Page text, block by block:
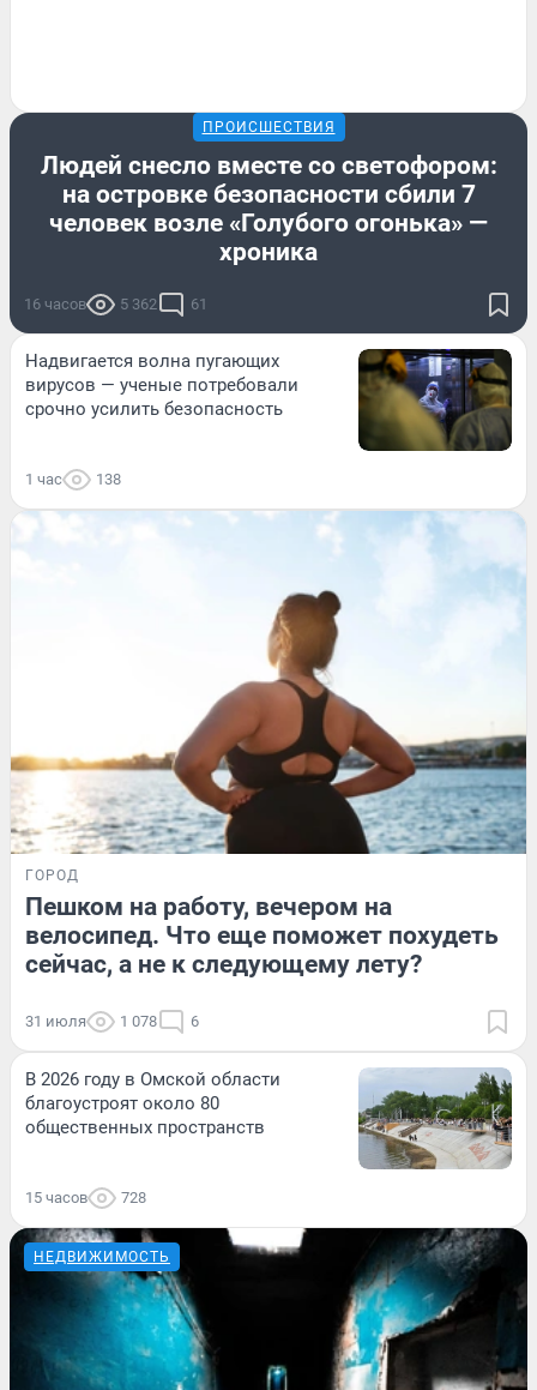
ПРОИСШЕСТВИЯ
Людей снесло вместе со светофором:
на островке безопасности сбили 7
человек возле «Голубого огонька» —
хроника
16 часов 5 362 61
Надвигается волна пугающих
вирусов — ученые потребовали
срочно усилить безопасность
1 час 138
ГОРОД
Пешком на работу, вечером на
велосипед. Что еще поможет похудеть
сейчас, а не к следующему лету?
31 июля 1 078 6
В 2026 году в Омской области
благоустроят около 80
общественных пространств
15 часов 728
НЕДВИЖИМОСТЬ